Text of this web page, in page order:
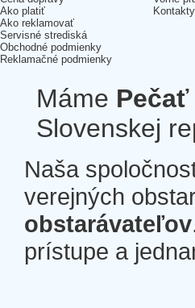
Ako platiť
Ako reklamovať
Servisné strediská
Obchodné podmienky
Reklamačné podmienky
Kontakty
Máme
Slovenskej
Naša
verejných
obstarávateľov
prístupe a